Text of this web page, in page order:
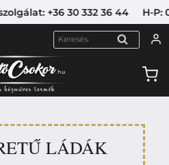
30 332 36 44 H-P:
KERESÉS
LÁDÁK